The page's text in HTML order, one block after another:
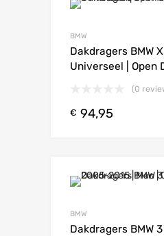
BMW
Dakdragers BMW
Universeel | Open
(0
€ 94,95
BMW
Dakdragers BMW